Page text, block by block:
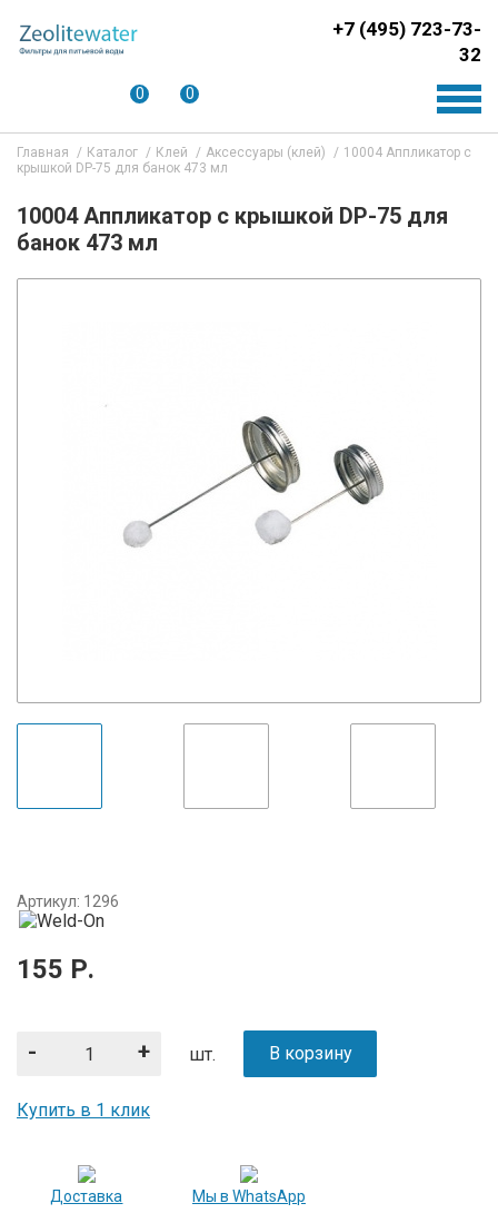
+7 (495) 723-73-
32
0 0
Главная Каталог Клей Аксессуары (клей)
10004 Аппликатор с
крышкой DP-75 для банок 473 мл
10004 Аппликатор с крышкой DP-75 для
банок 473 мл
Артикул: 1296
155 Р.
+
- шт. В корзину
Купить в 1 клик
Доставка Мы в WhatsApp